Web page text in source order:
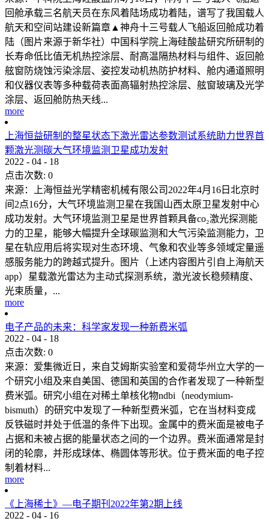
回舱承载三名航天员在东风着陆场成功着陆，谱写了我国载人
航天和空间站建设新篇章▲神舟十三号载人飞船返回舱成功着
陆（图片来源于新华社）中国科学院上海硅酸盐研究所研制的
长寿命低比值无机热控涂层、耐高温隔热材料与组件、返回舱
舷窗防烧蚀污染涂层、姿控发动机热防护材料、舱内通道照明
和仪器仪表等多种载荷表面高辐射热控涂层、舷窗玻璃及光学
涂层、返回舱防热天线...
more
上海恒益研制的整星状态下激光雷达参数测试系统助力世界首
颗激光测碳大气环境监测卫星成功发射
2022 - 04 - 18
点击次数: 0
来源：上海恒益光学精密机械有限公司2022年4月16日北京时
间2点16分，大气环境监测卫星在我国山西太原卫星发射中心
成功发射。大气环境监测卫星是世界首颗具备co₂激光探测能
力的卫星，能够大幅提升全球碳监测和大气污染监测能力，卫
星在轨应用后将实现对生态环境、气象和农业等多领域定量遥
感服务能力的跨越式提升。图片（上述内容图片引自上海航天
app）星载激光雷达为主动式探测系统，激光波长稳频精度、
光束质量，...
more
电子产品的未来：科学家发现一种新费米弧
2022 - 04 - 18
点击次数: 0
来源：爱集微近日，来自艾姆斯实验室和爱荷华州立大学的一
个研究小组及来自美国、德国和英国的合作者发现了一种新型
费米弧。研究小组在对稀土单核化物ndbi（neodymium-
bismuth）的研究中发现了一种新型费米弧，它在当材料变成
反铁磁时并处于低温的条件下出现。金属中的费米面是被电子
占据和未被占据的能量状态之间的一个边界。费米面通常是封
闭的轮廓，并形成球体、椭圆体等形状。位于费米面的电子控
制着材料...
more
《上海稀土》—电子期刊2022年第2期上线
2022 - 04 - 16